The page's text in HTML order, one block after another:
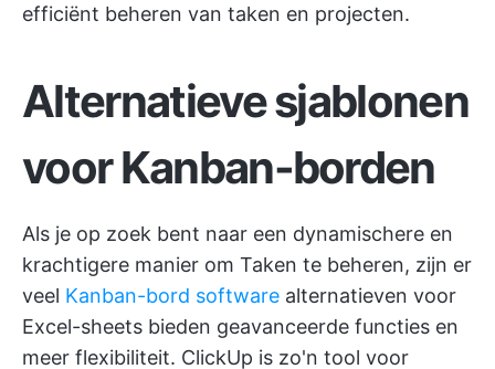
efficiënt beheren van taken en projecten.
Alternatieve sjablonen
voor Kanban-borden
Als je op zoek bent naar een dynamischere en
krachtigere manier om Taken te beheren, zijn er
veel Kanban-bord software alternatieven voor
Excel-sheets bieden geavanceerde functies en
meer flexibiliteit. ClickUp is zo'n tool voor